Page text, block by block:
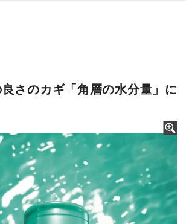
さのカギ「角層の水分量」に